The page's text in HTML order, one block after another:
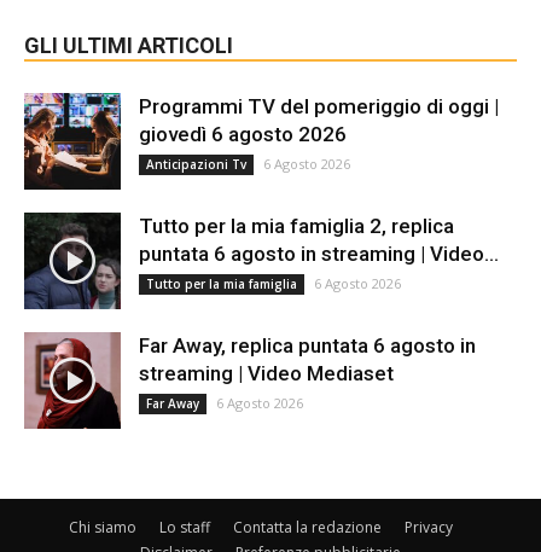
GLI ULTIMI ARTICOLI
Programmi TV del pomeriggio di oggi |
giovedì 6 agosto 2026
Anticipazioni Tv 6 Agosto 2026
Tutto per la mia famiglia 2, replica
puntata 6 agosto in streaming | Video...
Tutto per la mia famiglia 6 Agosto 2026
Far Away, replica puntata 6 agosto in
streaming | Video Mediaset
Far Away 6 Agosto 2026
Chi siamo Lo staff Contatta la redazione
Privacy